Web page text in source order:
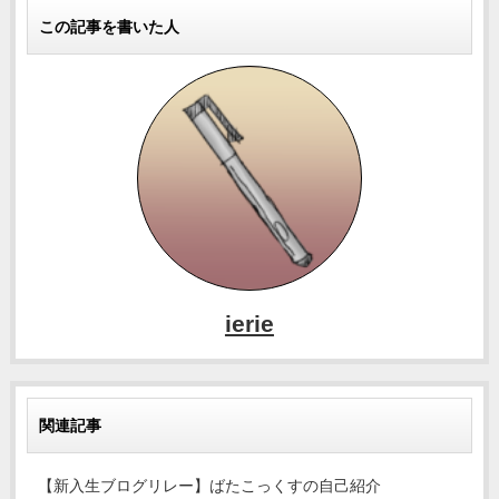
この記事を書いた人
ierie
関連記事
【新入生ブログリレー】ばたこっくすの自己紹介